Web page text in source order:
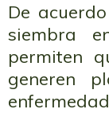
De
siembra
permiten
generen